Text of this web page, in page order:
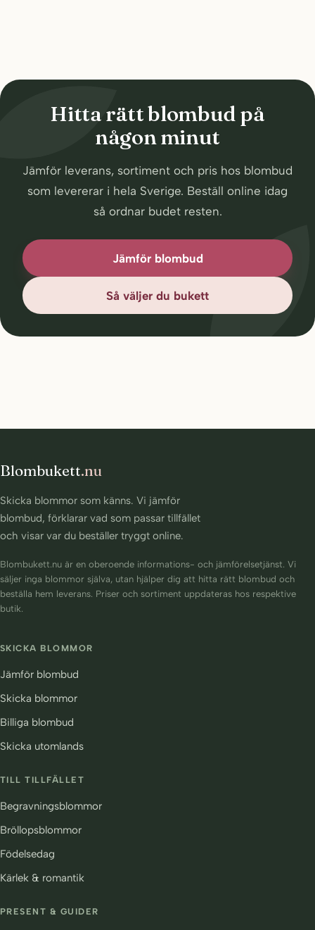
Hitta rätt blombud på
någon minut
Jämför leverans, sortiment och pris hos blombud
som levererar i hela Sverige. Beställ online idag
så ordnar budet resten.
Jämför blombud
Så väljer du bukett
Blombukett.nu
Skicka blommor som känns. Vi jämför
blombud, förklarar vad som passar tillfället
och visar var du beställer tryggt online.
Blombukett.nu är en oberoende informations- och jämförelsetjänst. Vi
säljer inga blommor själva, utan hjälper dig att hitta rätt blombud och
beställa hem leverans. Priser och sortiment uppdateras hos respektive
butik.
SKICKA BLOMMOR
Jämför blombud
Skicka blommor
Billiga blombud
Skicka utomlands
TILL TILLFÄLLET
Begravningsblommor
Bröllopsblommor
Födelsedag
Kärlek & romantik
PRESENT & GUIDER